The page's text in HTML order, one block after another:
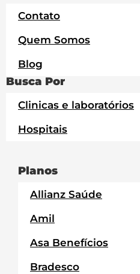
Contato
Quem Somos
Blog
Busca Por
Clinicas e laboratórios
Hospitais
Planos
Allianz Saúde
Amil
Asa Benefícios
Bradesco